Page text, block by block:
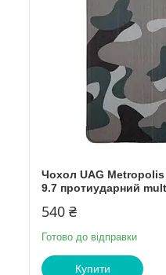
Чохол UAG Metropolis
9.7 протиударний
540 ₴
Готово до відправки
Купити